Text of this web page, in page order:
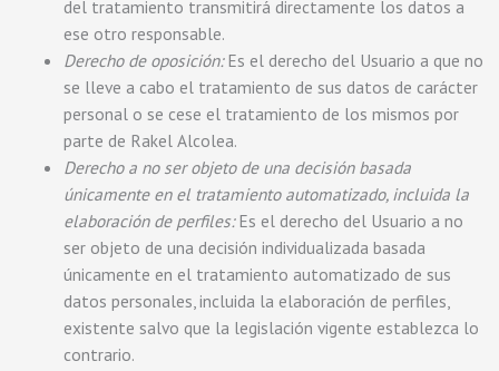
del tratamiento transmitirá directamente los datos a
ese otro responsable.
Derecho de oposición:Es el derecho del Usuario a que no
se lleve a cabo el tratamiento de sus datos de carácter
personal o se cese el tratamiento de los mismos por
parte de Rakel Alcolea.
Derecho a no ser objeto de una decisión basada
únicamente en el tratamiento automatizado, incluida la
elaboración de perfiles:Es el derecho del Usuario a no
ser objeto de una decisión individualizada basada
únicamente en el tratamiento automatizado de sus
datos personales, incluida la elaboración de perfiles,
existente salvo que la legislación vigente establezca lo
contrario.